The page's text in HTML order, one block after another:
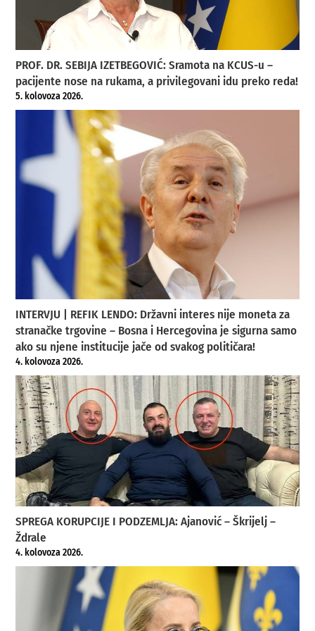
PROF. DR. SEBIJA IZETBEGOVIĆ: Sramota na KCUS-u –
pacijente nose na rukama, a privilegovani idu preko reda!
5. kolovoza 2026.
INTERVJU | REFIK LENDO: Državni interes nije moneta za
stranačke trgovine – Bosna i Hercegovina je sigurna samo
ako su njene institucije jače od svakog političara!
4. kolovoza 2026.
SPREGA KORUPCIJE I PODZEMLJA: Ajanović – Škrijelj –
Ždrale
4. kolovoza 2026.